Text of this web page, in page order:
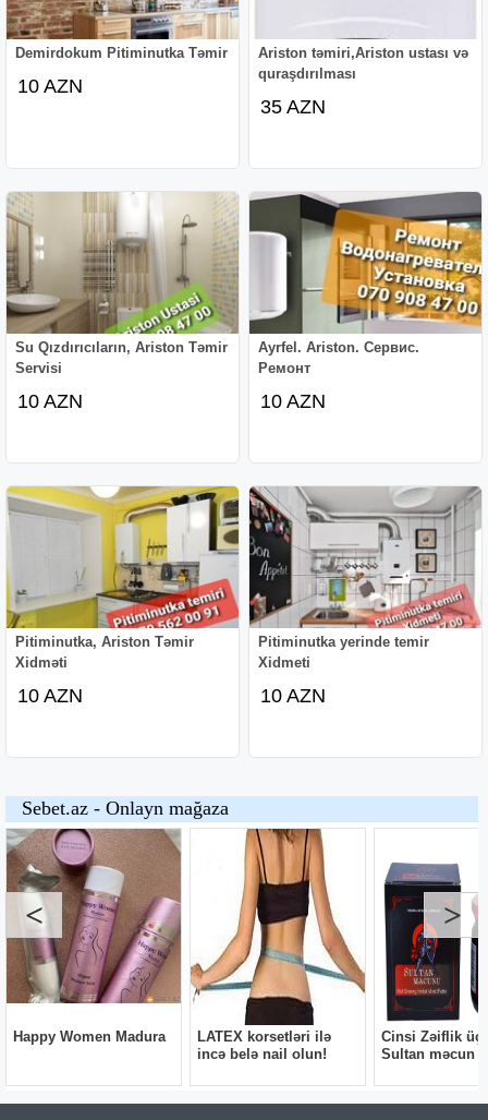
Demirdokum Pitiminutka Təmir
10 AZN
Ariston təmiri,Ariston ustası və
quraşdırılması
35 AZN
Su Qızdırıcıların, Ariston Təmir
Servisi
10 AZN
Ayrfel. Ariston. Сервис.
Ремонт
10 AZN
Pitiminutka, Ariston Təmir
Xidməti
10 AZN
Pitiminutka yerinde temir
Xidmeti
10 AZN